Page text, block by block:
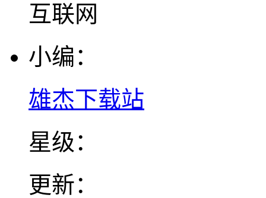
互联网
小编：
雄杰下载站
星级：
更新：